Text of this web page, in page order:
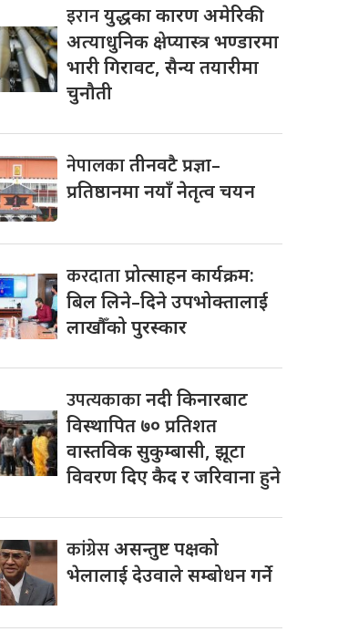
इरानयुद्धका कारण अमेरिकी
अत्याधुनिक क्षेप्यास्त्र भण्डारमा
भारी गिरावट, सैन्य तयारीमा
चुनौती
नेपालकातीनवटै प्रज्ञा–
प्रतिष्ठानमा नयाँ नेतृत्व चयन
करदाताप्रोत्साहन कार्यक्रम:
बिल लिने–दिने उपभोक्तालाई
लाखौँको पुरस्कार
उपत्यकाकानदी किनारबाट
विस्थापित ७० प्रतिशत
वास्तविक सुकुम्बासी, झूटा
विवरण दिए कैद र जरिवाना हुने
कांग्रेसअसन्तुष्ट पक्षको
भेलालाई देउवाले सम्बोधन गर्ने